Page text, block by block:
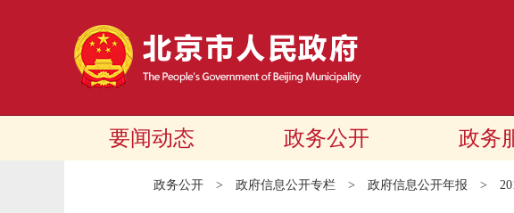
要闻动态 政务公开 政务
政务公开 > 政府信息公开专栏 > 政府信息公开年报 >